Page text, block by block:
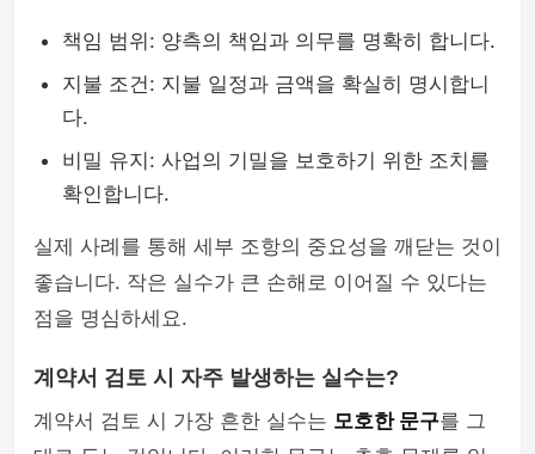
책임 범위: 양측의 책임과 의무를 명확히 합니다.
지불 조건: 지불 일정과 금액을 확실히 명시합니
다.
비밀 유지: 사업의 기밀을 보호하기 위한 조치를
확인합니다.
실제 사례를 통해 세부 조항의 중요성을 깨닫는 것이
좋습니다. 작은 실수가 큰 손해로 이어질 수 있다는
점을 명심하세요.
계약서 검토 시 자주 발생하는 실수는?
계약서 검토 시 가장 흔한 실수는 모호한 문구를 그